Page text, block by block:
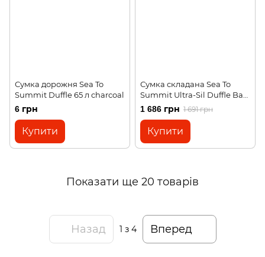
Сумка дорожня Sea To
Summit Duffle 65 л charcoal
6 грн
Купити
Сумка складана Sea To
Summit Ultra-Sil Duffle Bag
red
1 686 грн 1 691 грн
Купити
Показати ще 20 товарів
Назад 1 з 4 Вперед